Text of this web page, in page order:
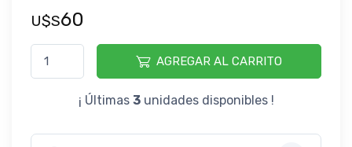
U$S60
AGREGAR AL CARRITO
¡ Últimas 3unidades disponibles !